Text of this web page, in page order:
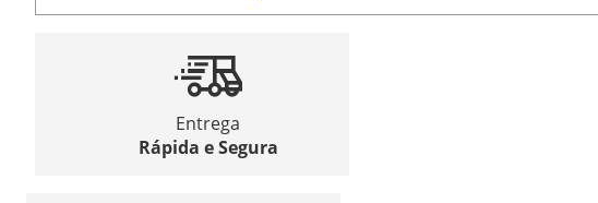
Entrega
Rápida e Segura